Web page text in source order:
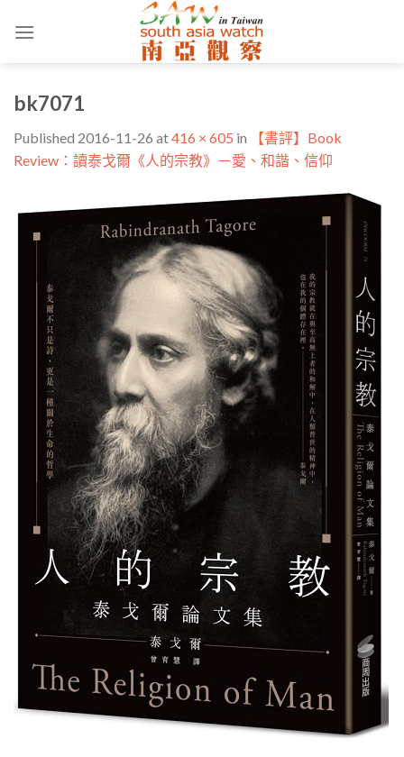
bk7071
Published 2016-11-26 at416 × 605 in
【書評】Book
Review：讀泰戈爾《人的宗教》－愛、和諧、信仰